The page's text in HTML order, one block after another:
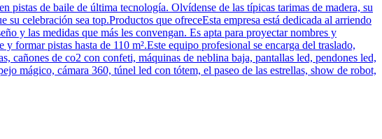
pistas de baile de última tecnología. Olvídense de las típicas tarimas de madera, su
celebración sea top.Productos que ofreceEsta empresa está dedicada al arriendo
y las medidas que más les convengan. Es apta para proyectar nombres y
formar pistas hasta de 110 m².Este equipo profesional se encarga del traslado,
cañones de co2 con confeti, máquinas de neblina baja, pantallas led, pendones led,
mágico, cámara 360, túnel led con tótem, el paseo de las estrellas, show de robot,